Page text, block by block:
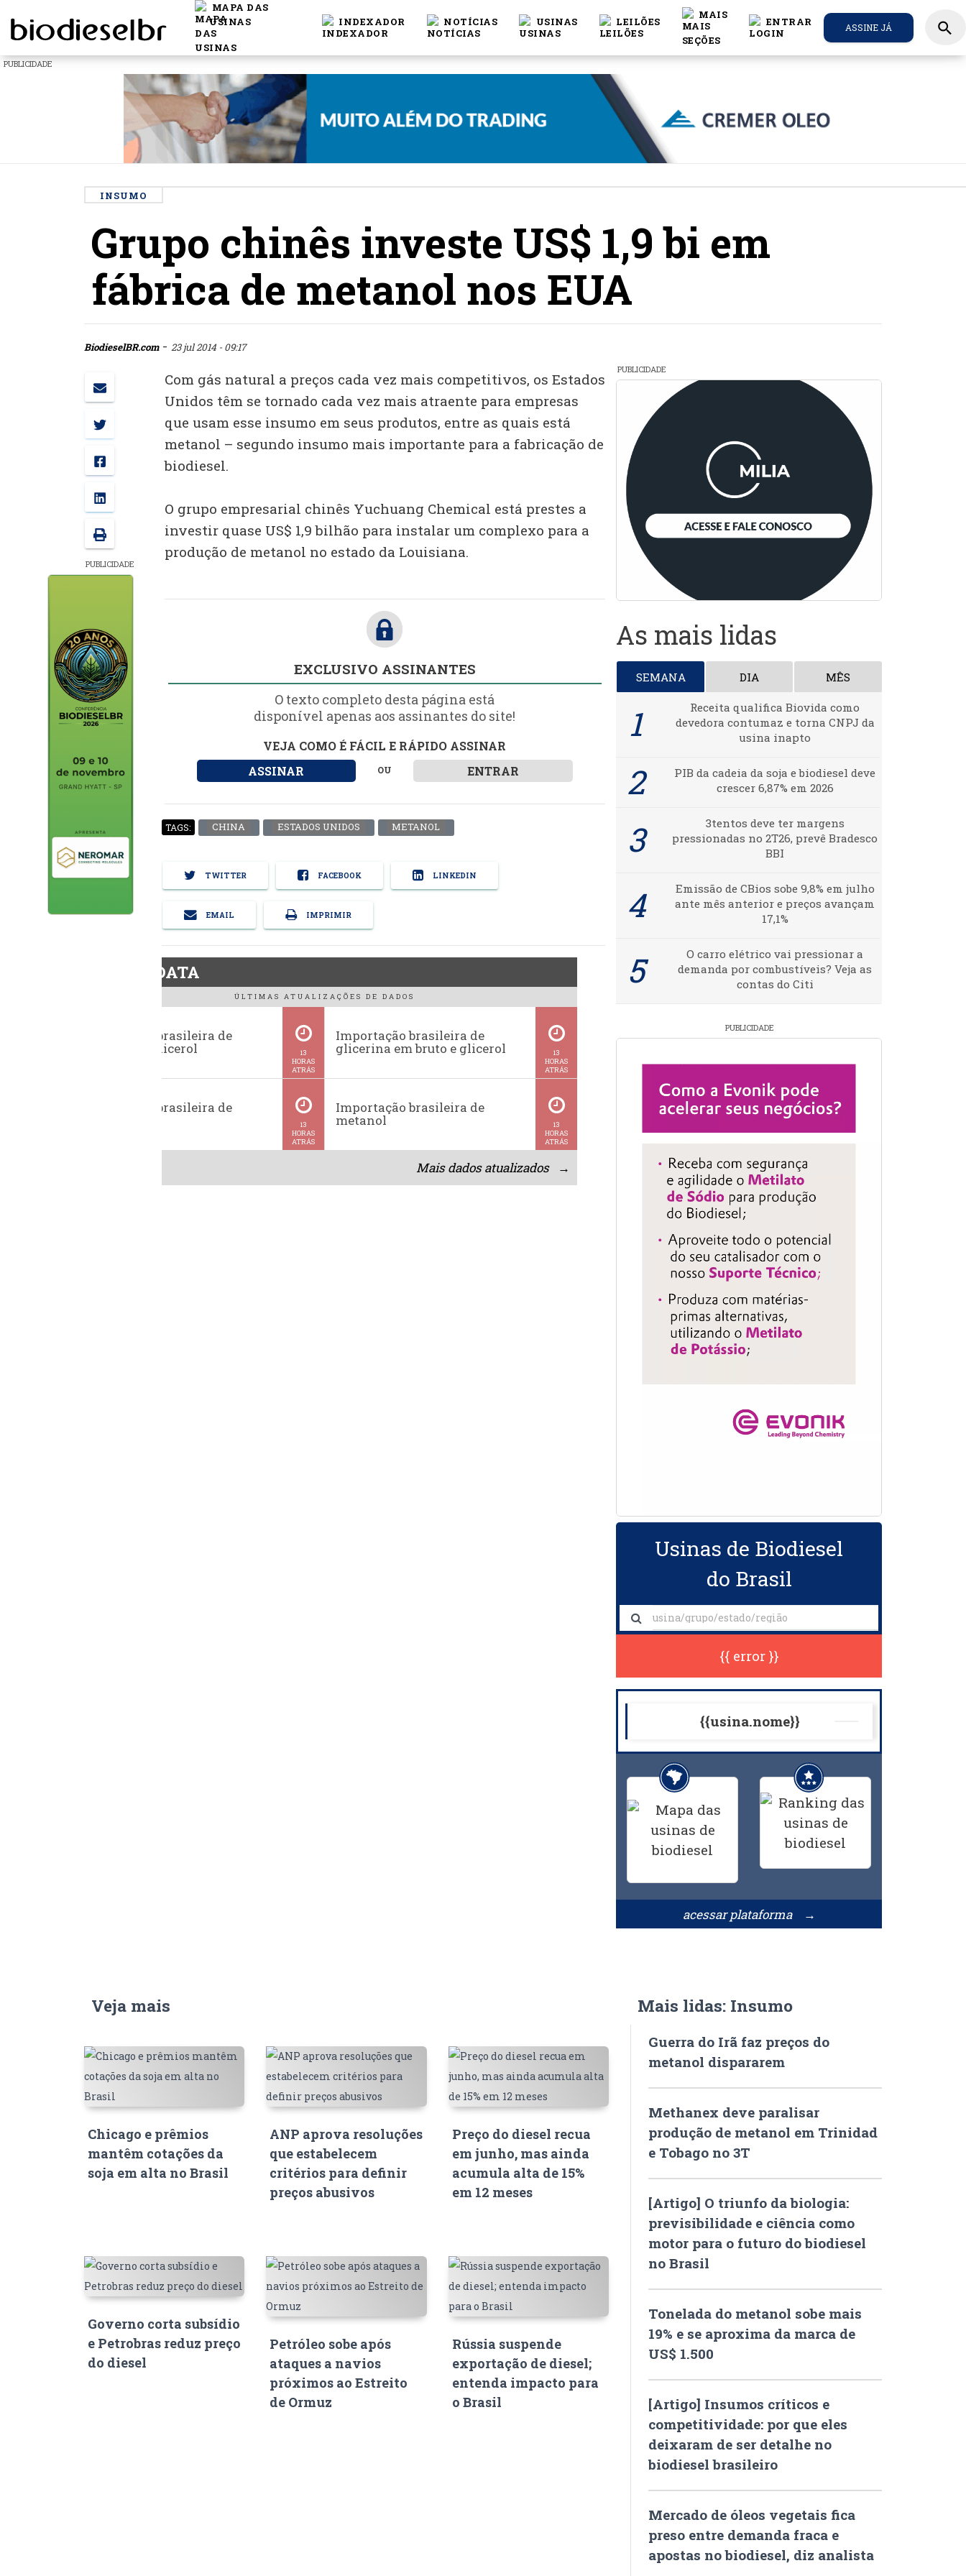
MAPA DAS
USINAS
INDEXADOR NOTÍCIAS USINAS LEILÕES
MAIS
ENTRAR ASSINE JÁ search
PUBLICIDADE
INSUMO
Grupo chinês investe US$ 1,9 bi em
fábrica de metanol nos EUA
BiodieselBR.com- 23 jul 2014 - 09:17
PUBLICIDADE
Com gás natural a preços cada vez mais competitivos, os Estados
Unidos têm se tornado cada vez mais atraente para empresas
que usam esse insumo em seus produtos, entre as quais está
metanol – segundo insumo mais importante para a fabricação de
biodiesel.
O grupo empresarial chinês Yuchuang Chemical está prestes a
investir quase US$ 1,9 bilhão para instalar um complexo para a
produção de metanol no estado da Louisiana.
EXCLUSIVO ASSINANTES
O texto completo desta página está
disponível apenas aos assinantes do site!
VEJA COMO É FÁCIL E RÁPIDO ASSINAR
ASSINAR
OU ENTRAR
TAGS: CHINA ESTADOS UNIDOS METANOL
TWITTER FACEBOOK LINKEDIN
EMAIL IMPRIMIR
BiodieselDATA
ÚLTIMAS ATUALIZAÇÕES DE DADOS
Exportação brasileira de
glicerina e glicerol
13
HORAS
ATRÁS
Importação brasileira de
glicerina em bruto e glicerol
13
HORAS
ATRÁS
Exportação brasileira de
13
HORAS
ATRÁS
Importação brasileira de
metanol
13
HORAS
ATRÁS
Mais dados atualizados →
PUBLICIDADE
As mais lidas
SEMANA DIA MÊS
Receita qualifica Biovida como
devedora contumaz e torna CNPJ da
usina inapto
PIB da cadeia da soja e biodiesel deve
crescer 6,87% em 2026
3tentos deve ter margens
pressionadas no 2T26, prevê Bradesco
BBI
Emissão de CBios sobe 9,8% em julho
ante mês anterior e preços avançam
17,1%
O carro elétrico vai pressionar a
demanda por combustíveis? Veja as
contas do Citi
PUBLICIDADE
Usinas de Biodiesel
do Brasil
{{ error }}
{{usina.nome}}
acessar plataforma →
Veja mais
Chicago e prêmios
mantêm cotações da
soja em alta no Brasil
ANP aprova resoluções
que estabelecem
critérios para definir
preços abusivos
Preço do diesel recua
em junho, mas ainda
acumula alta de 15%
em 12 meses
Governo corta subsídio
e Petrobras reduz preço
do diesel
Petróleo sobe após
ataques a navios
próximos ao Estreito
de Ormuz
Rússia suspende
exportação de diesel;
entenda impacto para
o Brasil
Mais lidas: Insumo
Guerra do Irã faz preços do
metanol dispararem
Methanex deve paralisar
produção de metanol em Trinidad
e Tobago no 3T
[Artigo] O triunfo da biologia:
previsibilidade e ciência como
motor para o futuro do biodiesel
no Brasil
Tonelada do metanol sobe mais
19% e se aproxima da marca de
US$ 1.500
[Artigo] Insumos críticos e
competitividade: por que eles
deixaram de ser detalhe no
biodiesel brasileiro
Mercado de óleos vegetais fica
preso entre demanda fraca e
apostas no biodiesel, diz analista